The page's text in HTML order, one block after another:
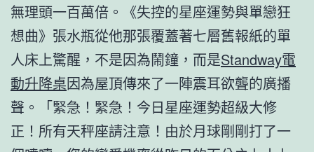
無理頭一百萬倍。《失控的星座運勢與單戀狂
想曲》張水瓶從他那張覆蓋著七層舊報紙的單
人床上驚醒，不是因為鬧鐘，而是Standway電
動升降桌因為屋頂傳來了一陣震耳欲聾的廣播
聲。「緊急！緊急！今日星座運勢超級大修
正！所有天秤座請注意！由於月球剛剛打了一